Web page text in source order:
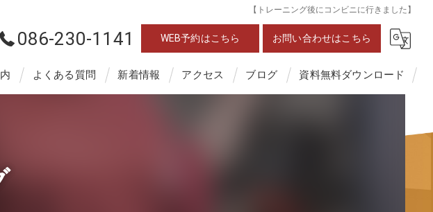
【トレーニング後にコンビニに行きました】
086-230-1141 WEB予約はこちら お問い合わせはこちら
よくある質問 新着情報 アクセス ブログ 資料無料ダウンロード